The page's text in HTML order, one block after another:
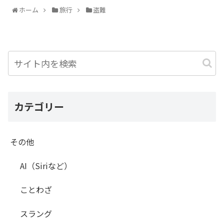
ホーム 旅行 盗難
カテゴリー
その他
AI（Siriなど）
ことわざ
スラング